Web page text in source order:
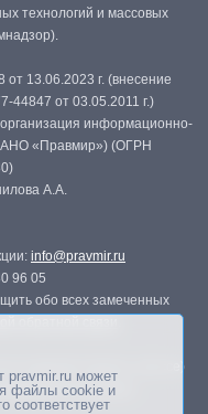
технологий и массовых
13.06.2023 г. (внесение
44847 от 03.05.2011 г.)
информационно-
«Правмир») (ОГРН
А.А.
info@pravmir.ru
96 05
обо всех замеченных
изданиях (книгах, прессе)
редакции.
pravmir.ru может
файлы cookie и
соответствует